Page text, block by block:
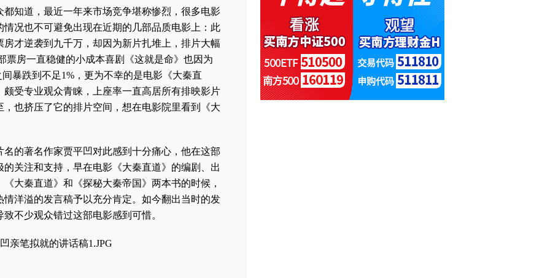
道，最近一年来市场竞争堪称惨烈，很多电影
况也不可避免出现在近期的几部品质电影上：此
才逆袭到九千万，却因为新片扎堆上，排片大幅
票房一直稳健的小成本喜剧《这就是命》也因为
暴跌到不足1%，更为不幸的是电影《大秦直
受专业观众青睐，上座率一直高居所有排映影片
也挤压了它的排片空间，想在电影院里看到《大
著名作家贾平凹对此感到十分痛心，他在这部
关注和支持，早在电影《大秦直道》的编剧、出
大秦直道》和《探秘大秦帝国》两本书的时候，
洋溢的发言稿予以充分肯定。如今翻出当时的发
不少观众错过这部电影感到可惜。